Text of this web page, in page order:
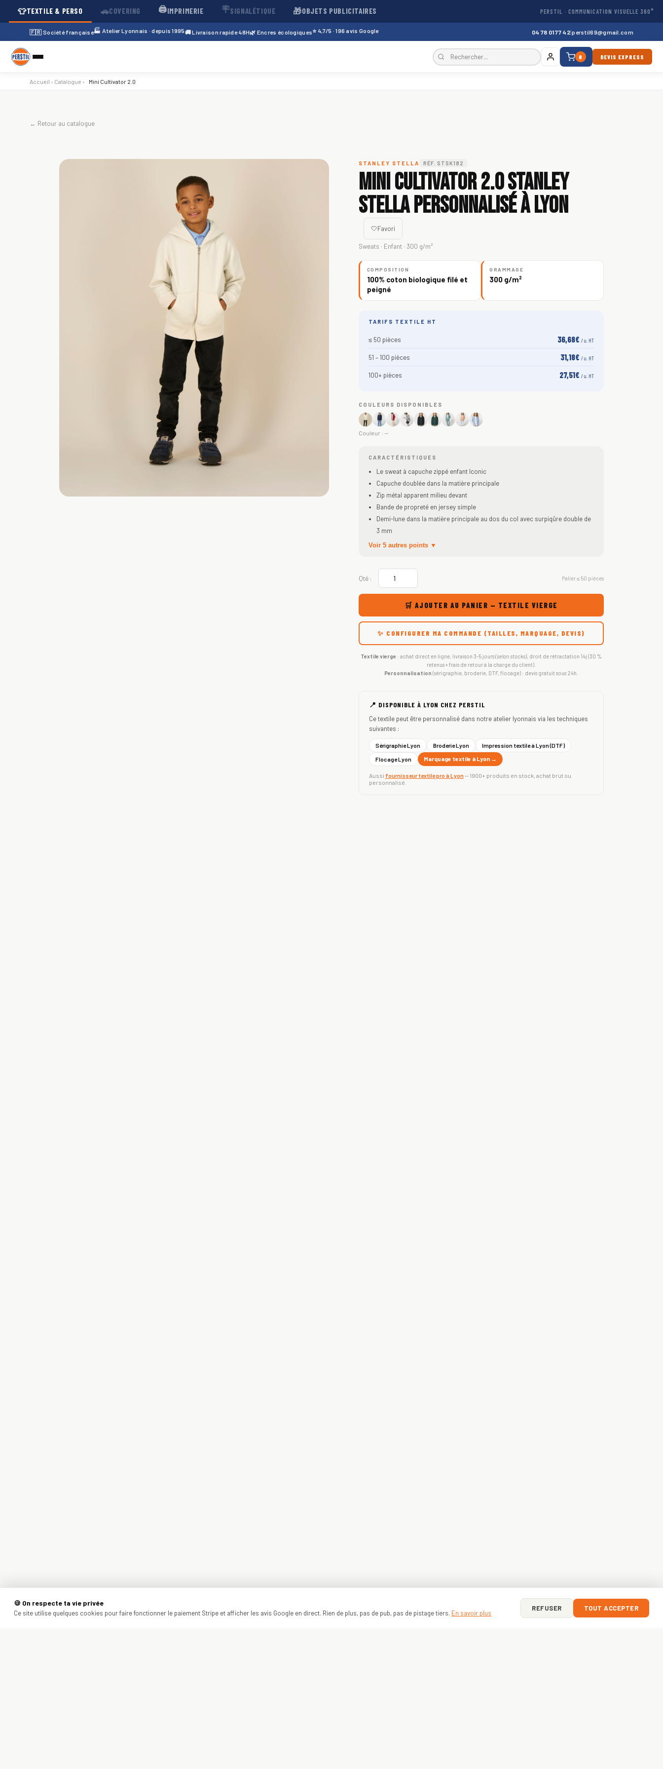
👕TEXTILE & PERSO 🚗COVERING 🖨️IMPRIMERIE 🪧SIGNALÉTIQUE 🎁OBJETS PUBLICITAIRES PERSTIL · COMMUNICATION VISUELLE 360°
🇫🇷 Société française🏭 Atelier Lyonnais · depuis 1995🚚 Livraison rapide 48H🌿 Encres écologiques⭐ 4,7/5 · 196 avis Google 04 78 01 77 42|perstil69@gmail.com
0 DEVIS EXPRESS
Accueil › Catalogue › Mini Cultivator 2.0
← Retour au catalogue
STANLEY STELLA RÉF. STSK182
Mini Cultivator 2.0 Stanley
Stella personnalisé à Lyon
🤍Favori
Sweats · Enfant · 300 g/m²
COMPOSITION
100% coton biologique filé et
peigné
GRAMMAGE
300 g/m²
TARIFS TEXTILE HT
≤ 50 pièces 36,68€ / u. HT
51 – 100 pièces 31,18€ / u. HT
100+ pièces 27,51€ / u. HT
COULEURS DISPONIBLES
Couleur : —
CARACTÉRISTIQUES
Le sweat à capuche zippé enfant Iconic
Capuche doublée dans la matière principale
Zip métal apparent milieu devant
Bande de propreté en jersey simple
Demi-lune dans la matière principale au dos du col avec surpiqûre double de
3 mm
Voir 5 autres points ▼
Qté : Palier ≤ 50 pièces
🛒 AJOUTER AU PANIER — TEXTILE VIERGE
✨ CONFIGURER MA COMMANDE (TAILLES, MARQUAGE, DEVIS)
Textile vierge : achat direct en ligne, livraison 3-5 jours(selon stocks), droit de rétractation 14j (30 %
retenus + frais de retour à la charge du client).
Personnalisation (sérigraphie, broderie, DTF, flocage) : devis gratuit sous 24h.
📍 DISPONIBLE À LYON CHEZ PERSTIL
Ce textile peut être personnalisé dans notre atelier lyonnais via les techniques
suivantes :
Sérigraphie Lyon Broderie Lyon
Impression textile à Lyon (DTF)
Flocage Lyon
Marquage textile à Lyon →
Aussi fournisseur textile pro à Lyon— 1900+ produits en stock, achat brut ou
personnalisé.
🍪 On respecte ta vie privée
Ce site utilise quelques cookies pour faire fonctionner le paiement Stripe et afficher les avis Google en direct. Rien de plus, pas de pub, pas de pistage tiers. En savoir plus
REFUSER TOUT ACCEPTER